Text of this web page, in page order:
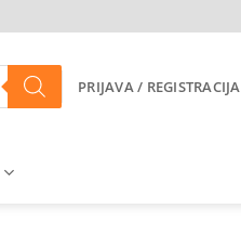
PRIJAVA / REGISTRACIJA